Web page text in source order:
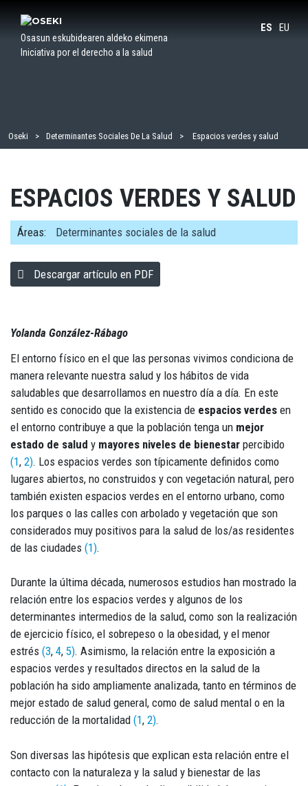
contenidoOsasun eskubidearen aldeko ekimena
Iniciativa por el derecho a la salud
ES EU
Oseki Determinantes Sociales De La Salud Espacios verdes y salud
ESPACIOS VERDES Y SALUD
Áreas: Determinantes sociales de la salud
Descargar artículo en PDF
Yolanda González-Rábago
El entorno físico en el que las personas vivimos condiciona de
manera relevante nuestra salud y los hábitos de vida
saludables que desarrollamos en nuestro día a día. En este
sentido es conocido que la existencia de espacios verdes en
el entorno contribuye a que la población tenga un mejor
estado de salud y mayores niveles de bienestar percibido
(1, 2). Los espacios verdes son típicamente definidos como
lugares abiertos, no construidos y con vegetación natural, pero
también existen espacios verdes en el entorno urbano, como
los parques o las calles con arbolado y vegetación que son
considerados muy positivos para la salud de los/as residentes
de las ciudades (1).
Durante la última década, numerosos estudios han mostrado la
relación entre los espacios verdes y algunos de los
determinantes intermedios de la salud, como son la realización
de ejercicio físico, el sobrepeso o la obesidad, y el menor
estrés (3, 4, 5). Asimismo, la relación entre la exposición a
espacios verdes y resultados directos en la salud de la
población ha sido ampliamente analizada, tanto en términos de
mejor estado de salud general, como de salud mental o en la
reducción de la mortalidad (1, 2).
Son diversas las hipótesis que explican esta relación entre el
contacto con la naturaleza y la salud y bienestar de las